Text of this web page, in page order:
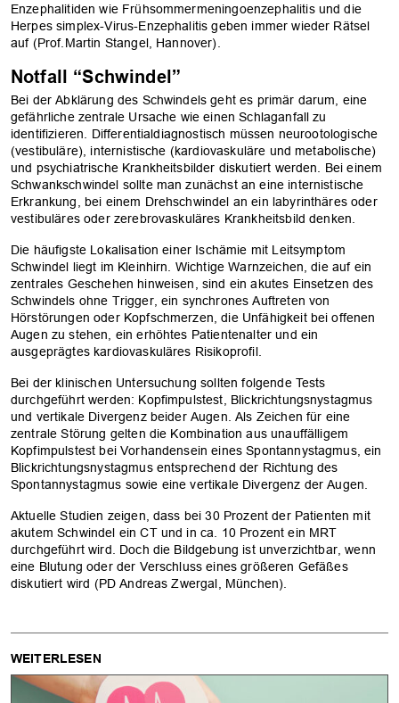
Enzephalitiden wie Frühsommermeningoenzephalitis und die
Herpes simplex-Virus-Enzephalitis geben immer wieder Rätsel
auf (Prof.Martin Stangel, Hannover).
Notfall “Schwindel”
Bei der Abklärung des Schwindels geht es primär darum, eine
gefährliche zentrale Ursache wie einen Schlaganfall zu
identifizieren. Differentialdiagnostisch müssen neurootologische
(vestibuläre), internistische (kardiovaskuläre und metabolische)
und psychiatrische Krankheitsbilder diskutiert werden. Bei einem
Schwankschwindel sollte man zunächst an eine internistische
Erkrankung, bei einem Drehschwindel an ein labyrinthäres oder
vestibuläres oder zerebrovaskuläres Krankheitsbild denken.
Die häufigste Lokalisation einer Ischämie mit Leitsymptom
Schwindel liegt im Kleinhirn. Wichtige Warnzeichen, die auf ein
zentrales Geschehen hinweisen, sind ein akutes Einsetzen des
Schwindels ohne Trigger, ein synchrones Auftreten von
Hörstörungen oder Kopfschmerzen, die Unfähigkeit bei offenen
Augen zu stehen, ein erhöhtes Patientenalter und ein
ausgeprägtes kardiovaskuläres Risikoprofil.
Bei der klinischen Untersuchung sollten folgende Tests
durchgeführt werden: Kopfimpulstest, Blickrichtungsnystagmus
und vertikale Divergenz beider Augen. Als Zeichen für eine
zentrale Störung gelten die Kombination aus unauffälligem
Kopfimpulstest bei Vorhandensein eines Spontannystagmus, ein
Blickrichtungsnystagmus entsprechend der Richtung des
Spontannystagmus sowie eine vertikale Divergenz der Augen.
Aktuelle Studien zeigen, dass bei 30 Prozent der Patienten mit
akutem Schwindel ein CT und in ca. 10 Prozent ein MRT
durchgeführt wird. Doch die Bildgebung ist unverzichtbar, wenn
eine Blutung oder der Verschluss eines größeren Gefäßes
diskutiert wird (PD Andreas Zwergal, München).
WEITERLESEN